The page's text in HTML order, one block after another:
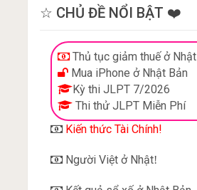
☆ CHỦ ĐỀ NỔI BẬT ❤️
Thủ tục giảm thuế ở Nhật
Mua iPhone ở Nhật Bản
Kỳ thi JLPT 7/2026
Thi thử JLPT Miễn Phí
Kiến thức Tài Chính!
Người Việt ở Nhật!